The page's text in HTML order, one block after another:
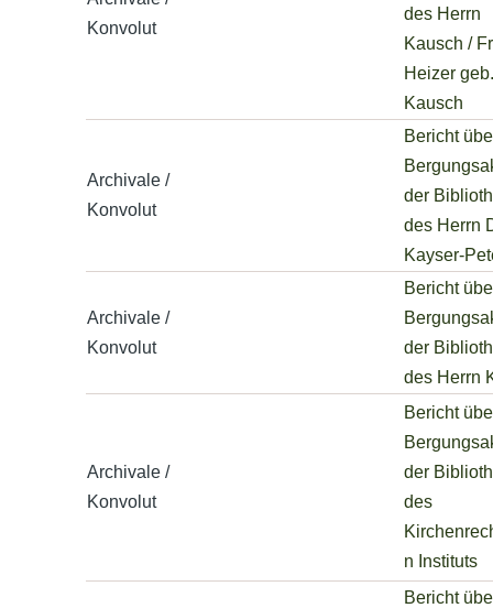
Konvolut
des Herrn
Kausch /
Heizer geb.
Kausch
Archivale /
Konvolut
Bericht
der
des Herrn
Kayser-
Archivale /
Konvolut
Bericht
der
des Herrn
Archivale /
Konvolut
Bericht
der
des
n Instituts
Bericht